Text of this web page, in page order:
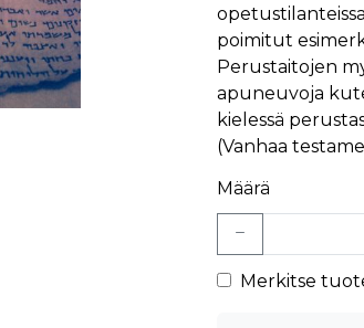
poimitut
Perustaitojen
apuneuvoja
kielessä
(Vanhaa
Määrä
Merkitse